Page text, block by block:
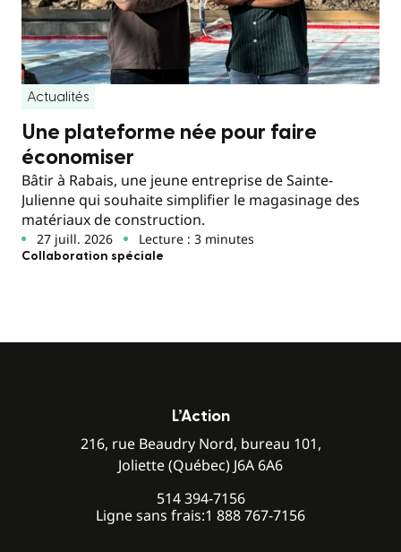
Actualités
Une plateforme née pour faire
économiser
Bâtir à Rabais, une jeune entreprise de Sainte-
Julienne qui souhaite simplifier le magasinage des
matériaux de construction.
27 juill. 2026 Lecture : 3 minutes
Collaboration spéciale
L’Action
216, rue Beaudry Nord, bureau 101,
Joliette (Québec) J6A 6A6
514 394-7156
Ligne sans frais:1 888 767-7156